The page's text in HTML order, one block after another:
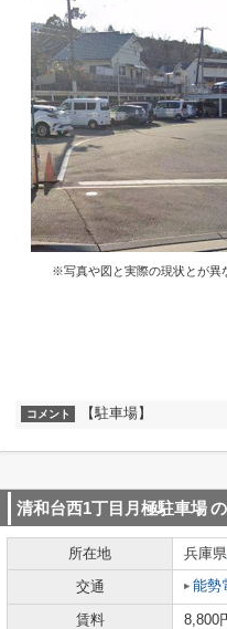
※写真や図と実際の現状とが異
コメント 【駐車場】
清和台西1丁目月極駐車場
所在地 兵庫県
交通
能勢
賃料 8,800